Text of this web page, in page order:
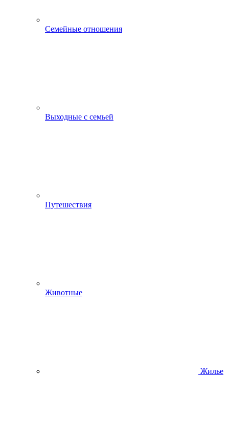
Семейные отношения
Выходные с семьей
Путешествия
Животные
Жилье